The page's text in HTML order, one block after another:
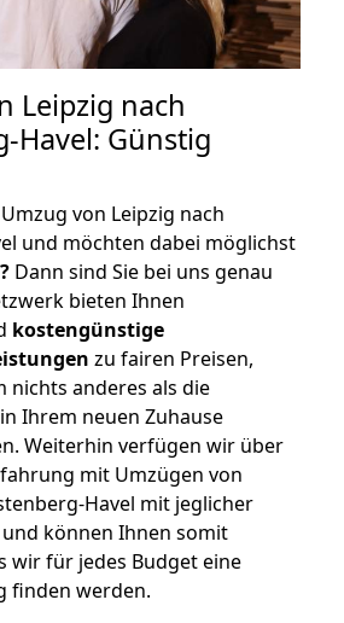
Leipzig nach
Havel: Günstig
von Leipzig nach
und möchten dabei möglichst
Dann sind Sie bei uns genau
bieten Ihnen
kostengünstige
zu fairen Preisen,
nichts anderes als die
Ihrem neuen Zuhause
Weiterhin verfügen wir über
mit Umzügen von
Havel mit jeglicher
können Ihnen somit
wir für jedes Budget eine
finden werden.